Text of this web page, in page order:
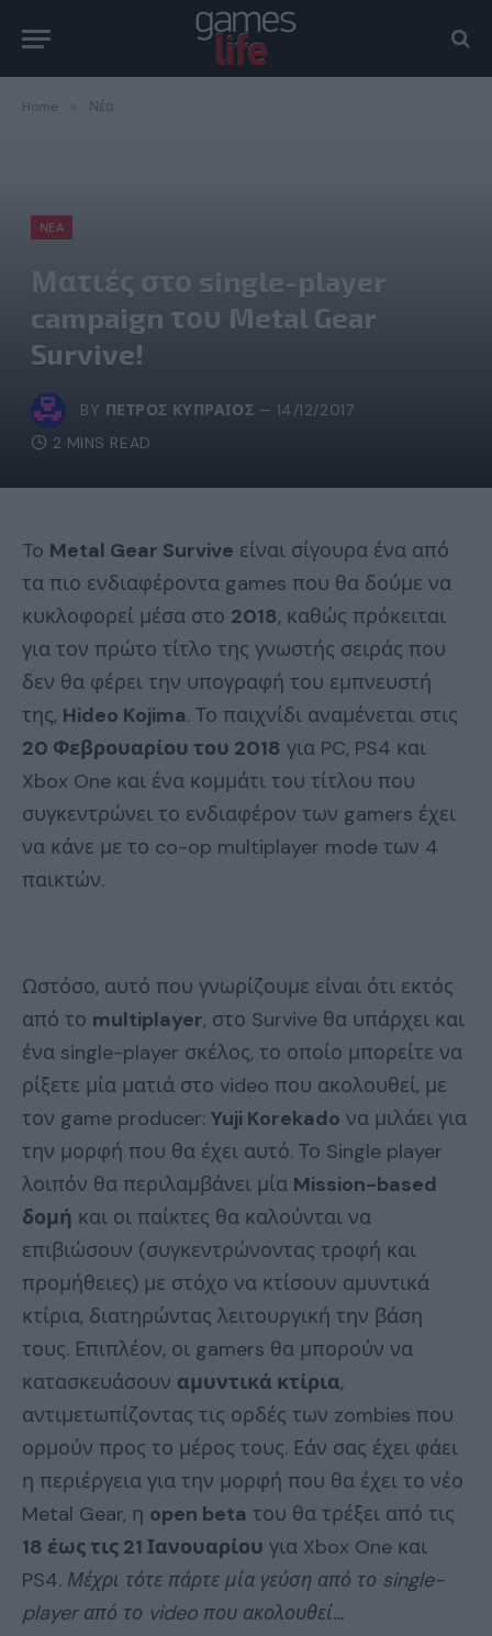
Home Νέα
ΝΈΑ
Ματιές στο single-player
campaign του Metal Gear
Survive!
BY ΠΈΤΡΟΣ ΚΥΠΡΑΊΟΣ
14/12/2017
2 MINS READ
To Metal Gear Survive είναι σίγουρα ένα από
τα πιο ενδιαφέροντα games που θα δούμε να
κυκλοφορεί μέσα στο 2018, καθώς πρόκειται
για τον πρώτο τίτλο της γνωστής σειράς που
δεν θα φέρει την υπογραφή του εμπνευστή
της, Hideo Kojima. Το παιχνίδι αναμένεται στις
20 Φεβρουαρίου του 2018 για PC, PS4 και
Xbox One και ένα κομμάτι του τίτλου που
συγκεντρώνει το ενδιαφέρον των gamers έχει
να κάνε με το co-op multiplayer mode των 4
παικτών.
Ωστόσο, αυτό που γνωρίζουμε είναι ότι εκτός
από το multiplayer, στο Survive θα υπάρχει και
ένα single-player σκέλος, το οποίο μπορείτε να
ρίξετε μία ματιά στο video που ακολουθεί, με
τον game producer: Yuji Korekado να μιλάει για
την μορφή που θα έχει αυτό. Το Single player
λοιπόν θα περιλαμβάνει μία Mission-based
δομή και οι παίκτες θα καλούνται να
επιβιώσουν (συγκεντρώνοντας τροφή και
προμήθειες) με στόχο να κτίσουν αμυντικά
κτίρια, διατηρώντας λειτουργική την βάση
τους. Επιπλέον, οι gamers θα μπορούν να
κατασκευάσουν αμυντικά κτίρια,
αντιμετωπίζοντας τις ορδές των zombies που
ορμούν προς το μέρος τους. Εάν σας έχει φάει
η περιέργεια για την μορφή που θα έχει το νέο
Metal Gear, η open beta του θα τρέξει από τις
18 έως τις 21 Ιανουαρίου για Xbox One και
PS4. Μέχρι τότε πάρτε μία γεύση από το single-
player από το video που ακολουθεί…